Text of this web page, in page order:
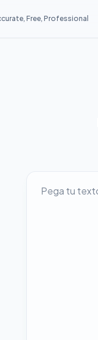
Free, Professional